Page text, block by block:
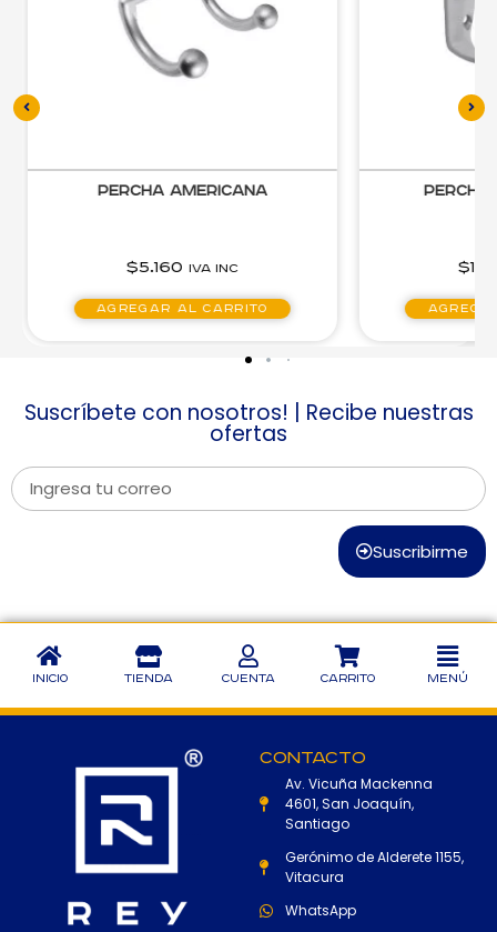
Percha Americana
$5.160 IVA inc
Agregar al carrito
Percha
$
Suscríbete con nosotros! | Recibe nuestras
ofertas
Suscribirme
Inicio Tienda Cuenta Carrito Menú
Contacto
Av. Vicuña Mackenna
4601, San Joaquín,
Santiago
Gerónimo de Alderete 1155,
Vitacura
WhatsApp